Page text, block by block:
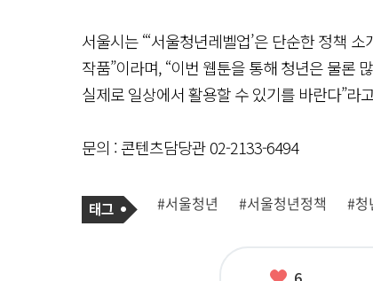
서울시는 “‘서울청년레벨업’은 단순한 정책
작품”이라며, “이번 웹툰을 통해 청년은 물론
실제로 일상에서 활용할 수 있기를 바란다”라
문의 : 콘텐츠담당관 02-2133-6494
사
태
그
#서울청년 #서울청년정책 #청
좋